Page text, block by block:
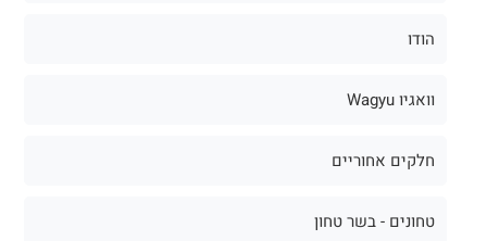
הודו
וואגיו Wagyu
חלקים אחוריים
טחונים - בשר טחון